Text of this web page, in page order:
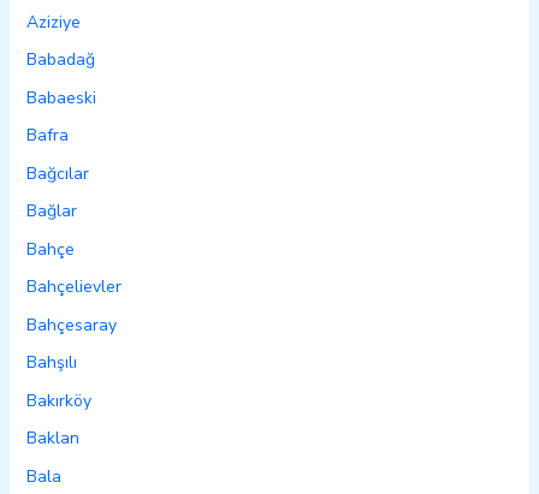
Aziziye
Babadağ
Babaeski
Bafra
Bağcılar
Bağlar
Bahçe
Bahçelievler
Bahçesaray
Bahşılı
Bakırköy
Baklan
Bala